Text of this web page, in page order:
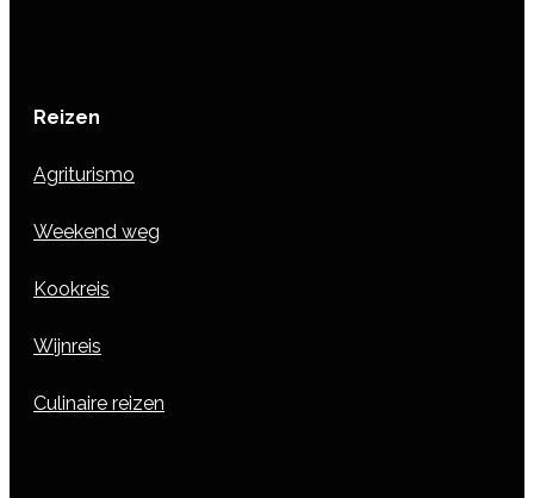
Reizen
Agriturismo
Weekend weg
Kookreis
Wijnreis
Culinaire reizen